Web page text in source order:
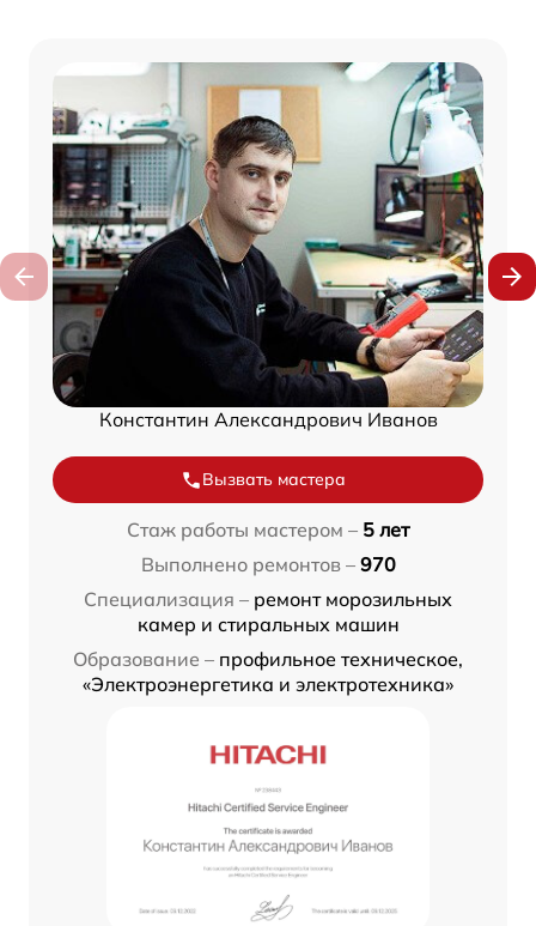
Константин Александрович Иванов
Вызвать мастера
Стаж работы мастером – 5 лет
Выполнено ремонтов – 970
Специализация – ремонт морозильных
камер и стиральных машин
Образование – профильное техническое,
«Электроэнергетика и электротехника»